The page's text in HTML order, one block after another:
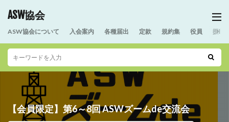
ASW協会
ASW協会について 入会案内 各種届出 定款 規約集 役員 援助
【会員限定】第6～8回 ASWズームde交流会